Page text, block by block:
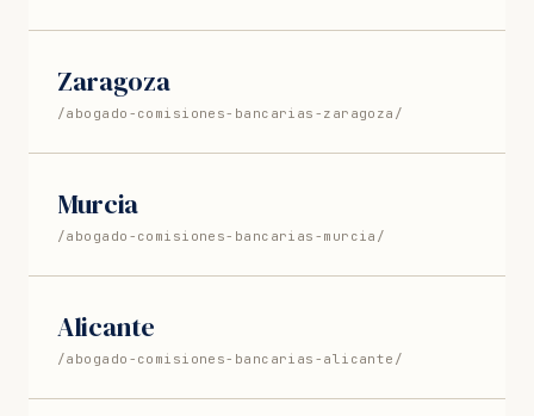
Zaragoza
/abogado-comisiones-bancarias-zaragoza/
Murcia
/abogado-comisiones-bancarias-murcia/
Alicante
/abogado-comisiones-bancarias-alicante/